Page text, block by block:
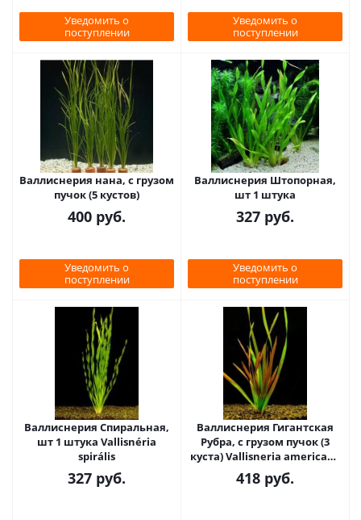
Уведомить о
поступлении
Уведомить о
поступлении
Валлиснерия нана, с грузом
пучок (5 кустов)
400 руб.
Уведомить о
поступлении
Валлиснерия Штопорная,
шт 1 штука
327 руб.
Уведомить о
поступлении
Валлиснерия Спиральная,
шт 1 штука Vallisnéria
spirális
327 руб.
Валлиснерия Гигантская
Рубра, с грузом пучок (3
куста) Vallisneria americana
var. “Gigantea Rub
418 руб.